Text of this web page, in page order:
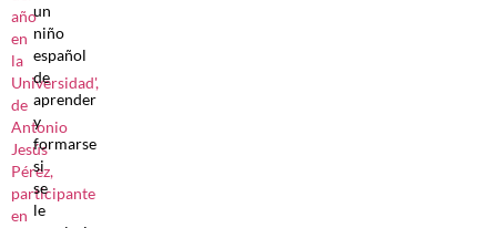
un
niño
español
de
aprender
y
formarse
si
se
le